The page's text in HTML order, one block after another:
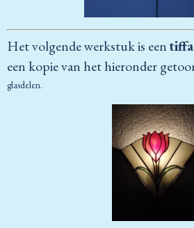
Het volgende werkstuk is een
een kopie van het hieronder
glasdelen.